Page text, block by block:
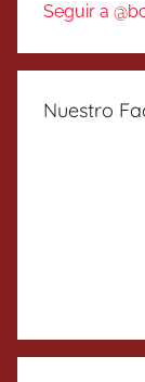
Seguir a
Nuestro